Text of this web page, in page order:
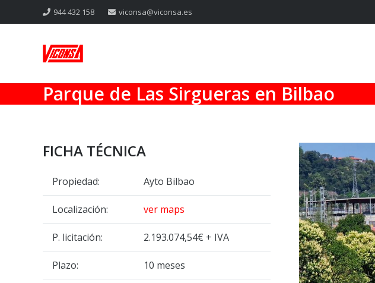
944 432 158 viconsa@viconsa.es
Parque de Las Sirgueras en Bilbao
FICHA TÉCNICA
Propiedad: Ayto Bilbao
Localización: ver maps
P. licitación: 2.193.074,54€ + IVA
Plazo: 10 meses